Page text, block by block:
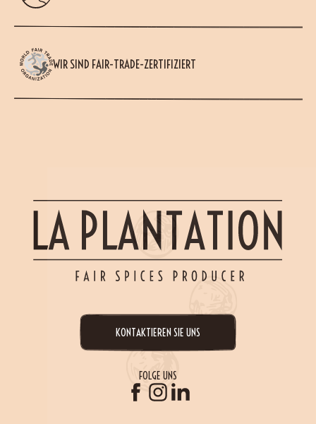
WIR SIND FAIR-TRADE-ZERTIFIZIERT
KONTAKTIEREN SIE UNS
FOLGE UNS